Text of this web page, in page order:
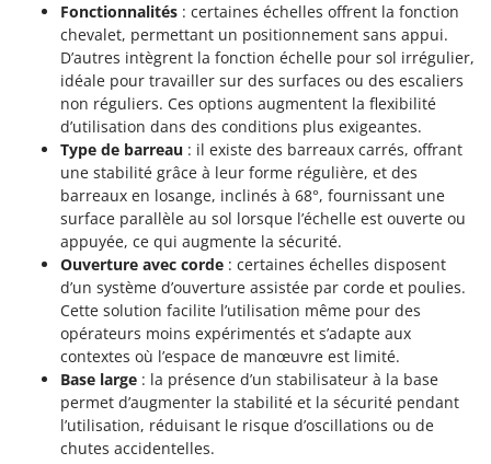
Gyrobroyeurs à lame pour tracteur
Haches - Cognées et Hachettes
Hachoirs à viande
Herses à Dents
Herses Rotatives
Lames à neige
Lames niveleuses pour tracteur
Lave-vitres
Lieuses électriques pour vignes
Machines à pâtes
EcoFlow
Edilmark
Effeuno
Einhell
Elegen
Energy Gruppi
Enotecnica Pillan
Eschenfelder
EuroMech
Eurosystems
FAC
Fama Industrie
Famag
Fonctionnalités : certaines échelles offrent la fonction
chevalet, permettant un positionnement sans appui.
D’autres intègrent la fonction échelle pour sol irrégulier,
idéale pour travailler sur des surfaces ou des escaliers
non réguliers. Ces options augmentent la flexibilité
d’utilisation dans des conditions plus exigeantes.
Type de barreau : il existe des barreaux carrés, offrant
une stabilité grâce à leur forme régulière, et des
barreaux en losange, inclinés à 68°, fournissant une
surface parallèle au sol lorsque l’échelle est ouverte ou
appuyée, ce qui augmente la sécurité.
Ouverture avec corde : certaines échelles disposent
d’un système d’ouverture assistée par corde et poulies.
Cette solution facilite l’utilisation même pour des
opérateurs moins expérimentés et s’adapte aux
contextes où l’espace de manœuvre est limité.
Base large : la présence d’un stabilisateur à la base
permet d’augmenter la stabilité et la sécurité pendant
l’utilisation, réduisant le risque d’oscillations ou de
chutes accidentelles.